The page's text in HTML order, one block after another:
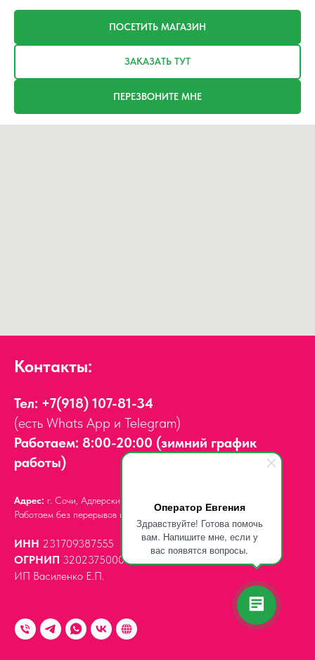
Оператор Евгения
Здравствуйте! Готова помочь
вам. Напишите мне, если у
вас появятся вопросы.
ПОСЕТИТЬ МАГАЗИН
ЗАКАЗАТЬ ТУТ
ПЕРЕЗВОНИТЕ МНЕ
Контакты:
Тел: +7(918) 107-81-34
(есть Whats App и Telegram)
Работаем: 8:00-20:00 (зимний график
работы)
Адрес: г. Сочи, Адлерский район,
Работаем без перерывов и выходных.
ИНН 231709387555
ОГРНИП 320237500061539
ИП Василенко Е.П.